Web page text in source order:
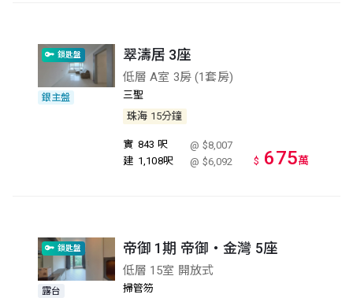
鎖匙盤
銀主盤
翠濤居 3座
低層 A室 3房 (1套房)
三聖
珠海 15分鐘
實 843 呎
@ $8,007
建 1,108呎 @ $6,092 $ 675萬
鎖匙盤
露台
帝御 1期 帝御‧金灣 5座
低層 15室 開放式
掃管笏